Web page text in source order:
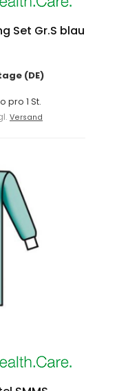
Set Gr.S blau
(DE)
pro 1 St.
Versand